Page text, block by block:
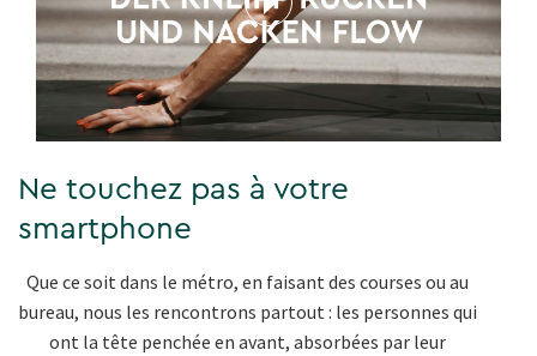
Ne touchez pas à votre
smartphone
Que ce soit dans le métro, en faisant des courses ou au
bureau, nous les rencontrons partout : les personnes qui
ont la tête penchée en avant, absorbées par leur